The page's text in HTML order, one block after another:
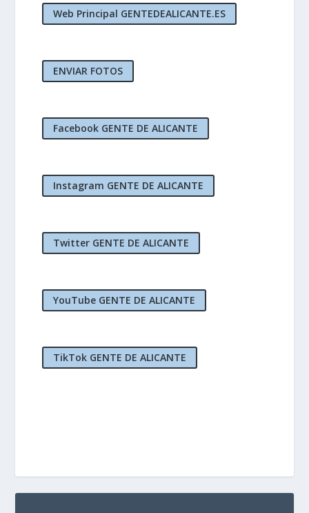
Web Principal GENTEDEALICANTE.ES
ENVIAR FOTOS
Facebook GENTE DE ALICANTE
Instagram GENTE DE ALICANTE
Twitter GENTE DE ALICANTE
YouTube GENTE DE ALICANTE
TikTok GENTE DE ALICANTE